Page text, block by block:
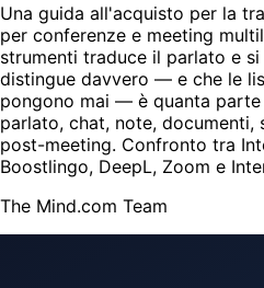
Una guida all'acquisto per la
per conferenze e meeting
strumenti traduce il parlato e
distingue davvero — e che le
pongono mai — è quanta
parlato, chat, note,
post-meeting. Confronto tra
Boostlingo, DeepL, Zoom e
The Mind.com Team